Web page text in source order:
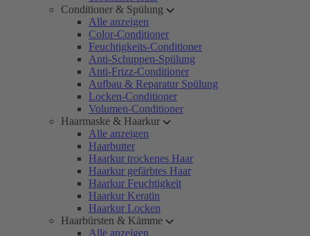
Conditioner & Spülung
Alle anzeigen
Color-Conditioner
Feuchtigkeits-Conditioner
Anti-Schuppen-Spülung
Anti-Frizz-Conditioner
Aufbau & Reparatur Spülung
Locken-Conditioner
Volumen-Conditioner
Haarmaske & Haarkur
Alle anzeigen
Haarbutter
Haarkur trockenes Haar
Haarkur gefärbtes Haar
Haarkur Feuchtigkeit
Haarkur Keratin
Haarkur Locken
Haarbürsten & Kämme
Alle anzeigen